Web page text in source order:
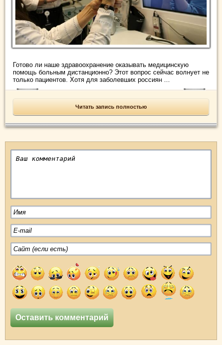
Готово ли наше здравоохранение оказывать медицинскую
помощь больным дистанционно? Этот вопрос сейчас волнует не
только пациентов. Хотя для заболевших россиян ...
Читать запись полностью